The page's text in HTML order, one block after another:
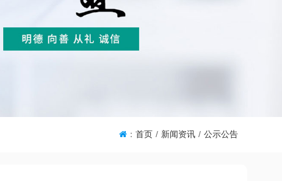
： 首页 / 新闻资讯 / 公示公告